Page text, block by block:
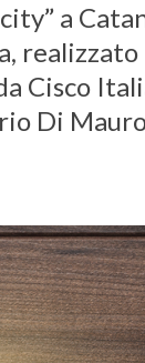
a
Cisco
Di